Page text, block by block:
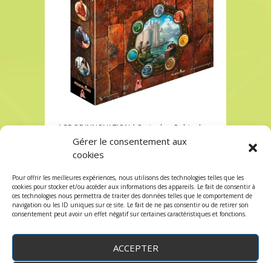
Gérer le consentement aux
cookies
Pour offrir les meilleures expériences, nous utilisons des technologies telles que les
cookies pour stocker et/ou accéder aux informations des appareils. Le fait de consentir à
ces technologies nous permettra de traiter des données telles que le comportement de
navigation ou les ID uniques sur ce site. Le fait de ne pas consentir ou de retirer son
consentement peut avoir un effet négatif sur certaines caractéristiques et fonctions.
ACCEPTER
AGE OF INNOVATION à Paris chez Robin des
AGE OF INNOVATION à Paris chez Robin des
Les commentaires et les trackbacks sont
fermés.